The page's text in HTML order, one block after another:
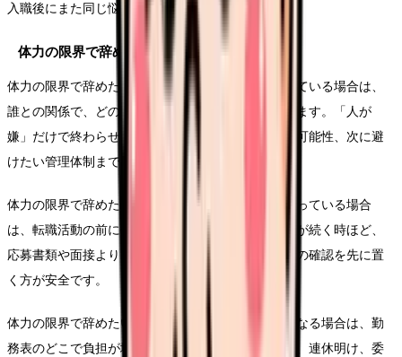
入職後にまた同じ悩みが再燃することがあります。
体力の限界で辞めたいで起きやすい具体ケース
体力の限界で辞めたいという悩みが人間関係から来ている場合は、
誰との関係で、どの発言や場面が負担なのかを残します。「人が
嫌」だけで終わらせず、相談先の有無、記録、異動可能性、次に避
けたい管理体制までつなげます。
体力の限界で辞めたいという悩みが体調悪化と重なっている場合
は、転職活動の前に休む段取りを考えます。つらさが続く時ほど、
応募書類や面接より、受診、休養、相談先、生活費の確認を先に置
く方が安全です。
体力の限界で辞めたいという気持ちが勤務前に強くなる場合は、勤
務表のどこで負担が増えているかを見ます。夜勤前、連休明け、委